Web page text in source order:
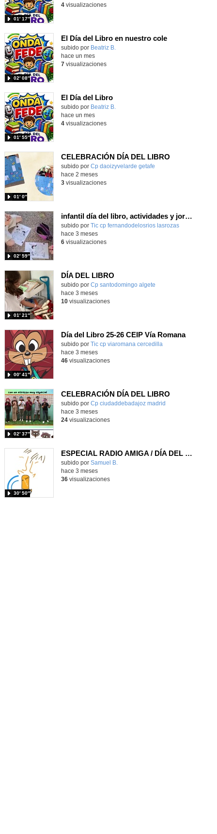
01′ 17″
4visualizaciones
El Día del Libro en nuestro cole
Contenido educativo.
subido por Beatriz B.
02′ 08″
hace un mes
7visualizaciones
El Día del Libro
Contenido educativo.
subido por Beatriz B.
01′ 55″
hace un mes
4visualizaciones
CELEBRACIÓN DÍA DEL LIBRO
Contenido educativo.
subido por Cp daoizyvelarde getafe
01′ 0″
hace 2 meses
3visualizaciones
infantil día del libro, actividades y jornada de Colombia_CEIP FDLR_Las Rozas
Contenido educativo.
subido por Tic cp fernandodelosrios lasrozas
02′ 59″
-
hace 3 meses
6visualizaciones
DÍA DEL LIBRO
subido por Cp santodomingo algete
01′ 21″
hace 3 meses
10visualizaciones
Día del Libro 25-26 CEIP Vía Romana
subido por Tic cp viaromana cercedilla
00′ 41″
hace 3 meses
46visualizaciones
CELEBRACIÓN DÍA DEL LIBRO
Contenido educativo.
subido por Cp ciudaddebadajoz madrid
02′ 37″
hace 3 meses
24visualizaciones
ESPECIAL RADIO AMIGA / DÍA DEL LIBRO 25-26/ 4º-5º-6º
Contenido educativo.
subido por Samuel B.
30′ 50″
hace 3 meses
36visualizaciones